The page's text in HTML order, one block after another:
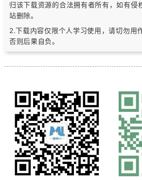
归该下载资源的合法拥有者所有，如有侵
站删除。
2.下载内容仅限个人学习使用，请切勿用
否则后果自负。